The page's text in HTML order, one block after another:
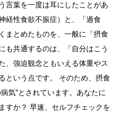
言葉を一度は耳にしたことがあ
経性食欲不振症）と、「過食
まとめたものを、一般に「摂食
も共通するのは、「自分はこう
、強迫観念ともいえる体重やス
という点です。 そのため、摂食
気”とされています。あなたに
すか？ 早速、セルフチェックを